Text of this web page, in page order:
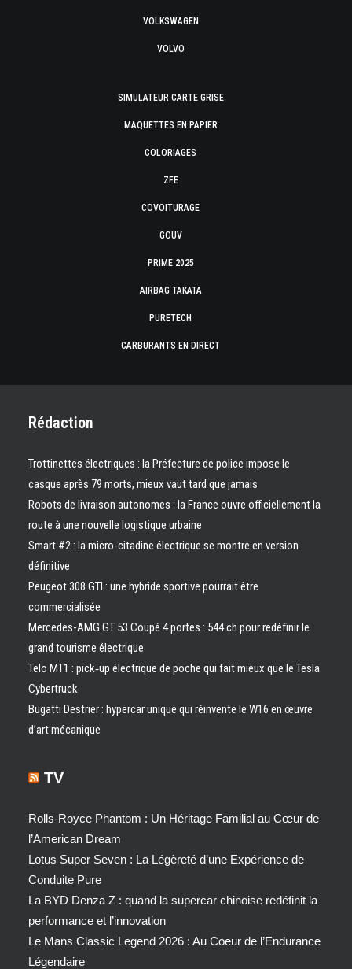
VOLKSWAGEN
VOLVO
SIMULATEUR CARTE GRISE
MAQUETTES EN PAPIER
COLORIAGES
ZFE
COVOITURAGE
GOUV
PRIME 2025
AIRBAG TAKATA
PURETECH
CARBURANTS EN DIRECT
Rédaction
Trottinettes électriques : la Préfecture de police impose le
casque après 79 morts, mieux vaut tard que jamais
Robots de livraison autonomes : la France ouvre officiellement la
route à une nouvelle logistique urbaine
Smart #2 : la micro-citadine électrique se montre en version
définitive
Peugeot 308 GTI : une hybride sportive pourrait être
commercialisée
Mercedes-AMG GT 53 Coupé 4 portes : 544 ch pour redéfinir le
grand tourisme électrique
Telo MT1 : pick‑up électrique de poche qui fait mieux que le Tesla
Cybertruck
Bugatti Destrier : hypercar unique qui réinvente le W16 en œuvre
d’art mécanique
TV
Rolls-Royce Phantom : Un Héritage Familial au Cœur de
l’American Dream
Lotus Super Seven : La Légèreté d’une Expérience de
Conduite Pure
La BYD Denza Z : quand la supercar chinoise redéfinit la
performance et l’innovation
Le Mans Classic Legend 2026 : Au Coeur de l’Endurance
Légendaire